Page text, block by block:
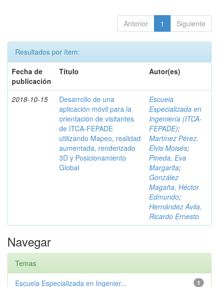
Anterior 1 Siguiente
Resultados por ítem:
Fecha de
publicación
Título Autor(es)
2018-10-15
Desarrollo de una
aplicación móvil para la
orientación de visitantes
de ITCA-FEPADE
utilizando Mapeo, realidad
aumentada, renderizado
3D y Posicionamiento
Global
Escuela
Especializada en
Ingeniería (ITCA-
FEPADE);
Martínez Pérez,
Elvis Moisés;
Pineda, Eva
Margarita;
González
Magaña, Héctor
Edmundo;
Hernández Ávila,
Ricardo Ernesto
Navegar
Temas
1
Escuela Especializada en Ingenier...